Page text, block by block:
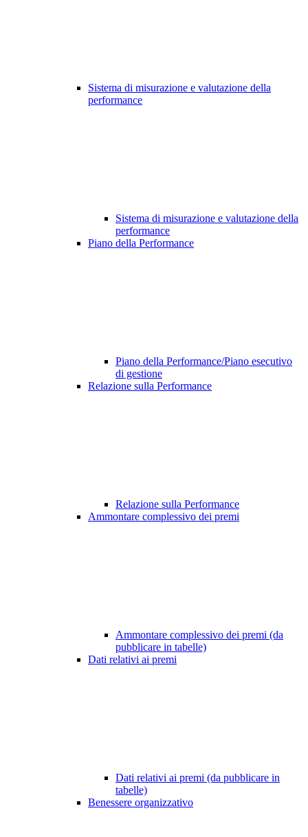
Sistema di misurazione e valutazione della
performance
Sistema di misurazione e valutazione della
performance
Piano della Performance
Piano della Performance/Piano esecutivo
di gestione
Relazione sulla Performance
Relazione sulla Performance
Ammontare complessivo dei premi
Ammontare complessivo dei premi (da
pubblicare in tabelle)
Dati relativi ai premi
Dati relativi ai premi (da pubblicare in
tabelle)
Benessere organizzativo